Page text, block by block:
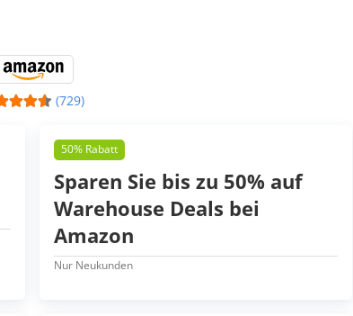
(729)
50% Rabatt
Sparen Sie bis zu 50% auf
Warehouse Deals bei
Amazon
Nur Neukunden